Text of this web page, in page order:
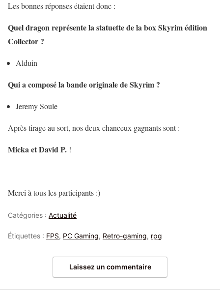
Les bonnes réponses étaient donc :
Quel dragon représente la statuette de la box Skyrim édition
Collector ?
Alduin
Qui a composé la bande originale de Skyrim ?
Jeremy Soule
Après tirage au sort, nos deux chanceux gagnants sont :
Micka et David P. !
Merci à tous les participants :)
Catégories : Actualité
Étiquettes : FPS, PC Gaming, Retro-gaming, rpg
Laissez un commentaire